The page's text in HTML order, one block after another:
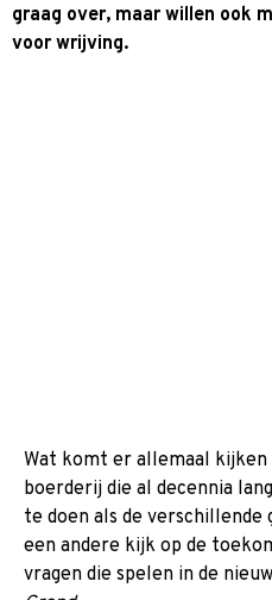
graag over, maar willen ook
voor wrijving.
Wat komt er allemaal
boerderij die al decennia
te doen als de
een andere kijk op de
vragen die spelen in de